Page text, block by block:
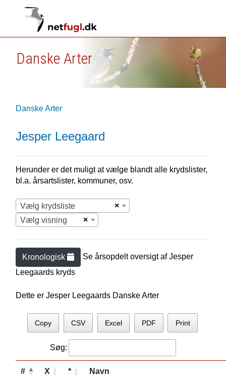
Danske Arter
Danske Arter
Jesper Leegaard
Herunder er det muligt at vælge blandt alle krydslister,
bl.a. årsartslister, kommuner, osv.
×
Vælg krydsliste
×
Vælg visning
Kronologisk Se årsopdelt oversigt afJesper
Leegaards kryds
Dette er Jesper Leegaards Danske Arter
Copy CSV Excel PDF Print
Søg:
# X * Navn